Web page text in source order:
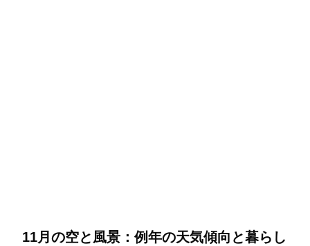
11月の空と風景：例年の天気傾向と暮らし